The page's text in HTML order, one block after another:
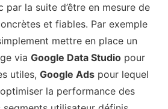
la suite d’être en mesure de
et fiables. Par exemple
mettre en place un
via Google Data Studio pour
utiles, Google Ads pour lequel
la performance des